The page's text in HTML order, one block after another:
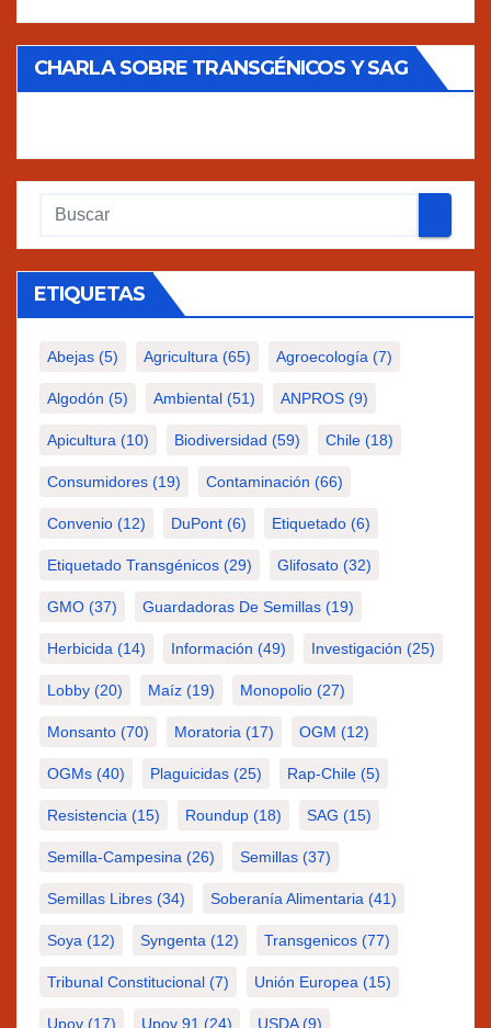
CHARLA SOBRE TRANSGÉNICOS Y SAG
ETIQUETAS
Abejas (5) Agricultura (65) Agroecología (7)
Algodón (5) Ambiental (51) ANPROS (9)
Apicultura (10) Biodiversidad (59) Chile (18)
Consumidores (19) Contaminación (66)
Convenio (12) DuPont (6) Etiquetado (6)
Etiquetado Transgénicos (29) Glifosato (32)
GMO (37) Guardadoras De Semillas (19)
Herbicida (14) Información (49) Investigación (25)
Lobby (20) Maíz (19) Monopolio (27)
Monsanto (70) Moratoria (17) OGM (12)
OGMs (40) Plaguicidas (25) Rap-Chile (5)
Resistencia (15) Roundup (18) SAG (15)
Semilla-Campesina (26) Semillas (37)
Semillas Libres (34) Soberanía Alimentaria (41)
Soya (12) Syngenta (12) Transgenicos (77)
Tribunal Constitucional (7) Unión Europea (15)
Upov (17) Upov 91 (24) USDA(9)